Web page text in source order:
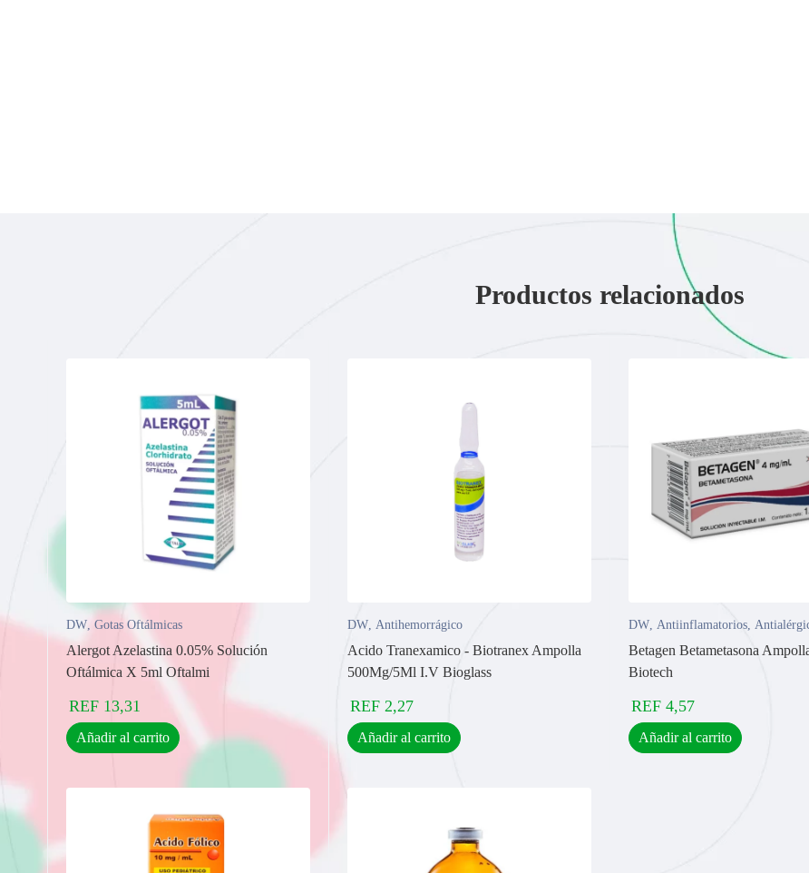
Productos relacionados
DW, Gotas Oftálmicas
Alergot Azelastina 0.05% Solución
Oftálmica X 5ml Oftalmi
REF 13,31
Añadir al carrito
DW, Antihemorrágico
Acido Tranexamico - Biotranex Ampolla
500Mg/5Ml I.V Bioglass
REF 2,27
Añadir al carrito
DW, Antiinflamatorios,
Betagen Betametasona
Biotech
REF 4,57
Añadir al carrito